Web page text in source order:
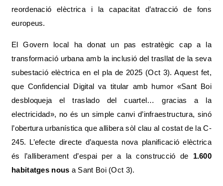
reordenació elèctrica i la capacitat d’atracció de fons
europeus.
El Govern local ha donat un pas estratègic cap a la
transformació urbana amb la inclusió del trasllat de la seva
subestació elèctrica en el pla de 2025 (Oct 3). Aquest fet,
que Confidencial Digital va titular amb humor «Sant Boi
desbloqueja el traslado del cuartel… gracias a la
electricidad», no és un simple canvi d’infraestructura, sinó
l’obertura urbanística que allibera sòl clau al costat de la C-
245. L’efecte directe d’aquesta nova planificació elèctrica
és l’alliberament d’espai per a la construcció de 1.600
habitatges nous a Sant Boi (Oct 3).